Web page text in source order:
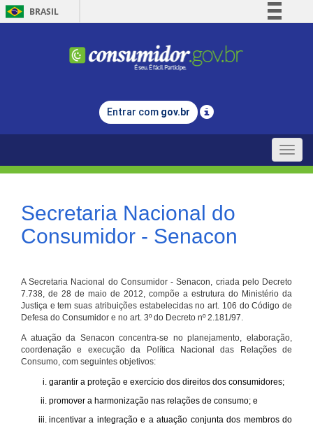
BRASIL
Comunica BR
Legislação
Entrar com gov.br
Toggle
Secretaria Nacional do
Consumidor - Senacon
A Secretaria Nacional do Consumidor - Senacon, criada pelo Decreto
7.738, de 28 de maio de 2012, compõe a estrutura do Ministério da
Justiça e tem suas atribuições estabelecidas no art. 106 do Código de
Defesa do Consumidor e no art. 3º do Decreto nº 2.181/97.
A atuação da Senacon concentra-se no planejamento, elaboração,
coordenação e execução da Política Nacional das Relações de
Consumo, com seguintes objetivos:
garantir a proteção e exercício dos direitos dos consumidores;
promover a harmonização nas relações de consumo; e
incentivar a integração e a atuação conjunta dos membros do